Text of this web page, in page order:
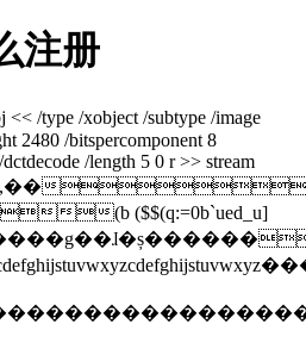
注册
/type /xobject /subtype /image
2480 /bitspercomponent 8
/length 5 0 r >> stream
(b ($$(q:=0b`ued_u]